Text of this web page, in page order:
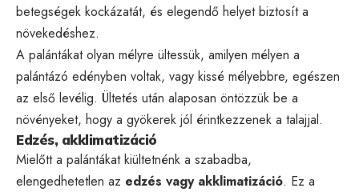
betegségek kockázatát, és elegendő helyet biztosít a
növekedéshez.
A palántákat olyan mélyre ültessük, amilyen mélyen a
palántázó edényben voltak, vagy kissé mélyebbre, egészen
az első levélig. Ültetés után alaposan öntözzük be a
növényeket, hogy a gyökerek jól érintkezzenek a talajjal.
Edzés, akklimatizáció
Mielőtt a palántákat kiültetnénk a szabadba,
elengedhetetlen az edzés vagy akklimatizáció. Ez a